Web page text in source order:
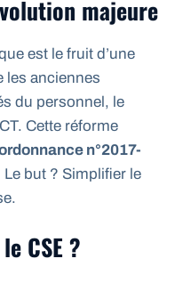
majeure
est le fruit d’une
les anciennes
du personnel, le
Cette réforme
n°2017-
Le but ? Simplifier le
CSE ?